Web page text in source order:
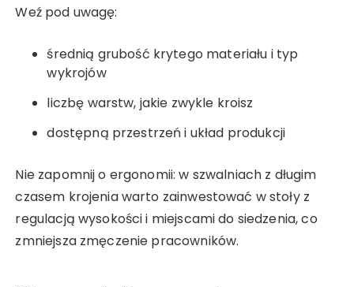
Weź pod uwagę:
średnią grubość krytego materiału i typ
wykrojów
liczbę warstw, jakie zwykle kroisz
dostępną przestrzeń i układ produkcji
Nie zapomnij o ergonomii: w szwalniach z długim
czasem krojenia warto zainwestować w stoły z
regulacją wysokości i miejscami do siedzenia, co
zmniejsza zmęczenie pracowników.